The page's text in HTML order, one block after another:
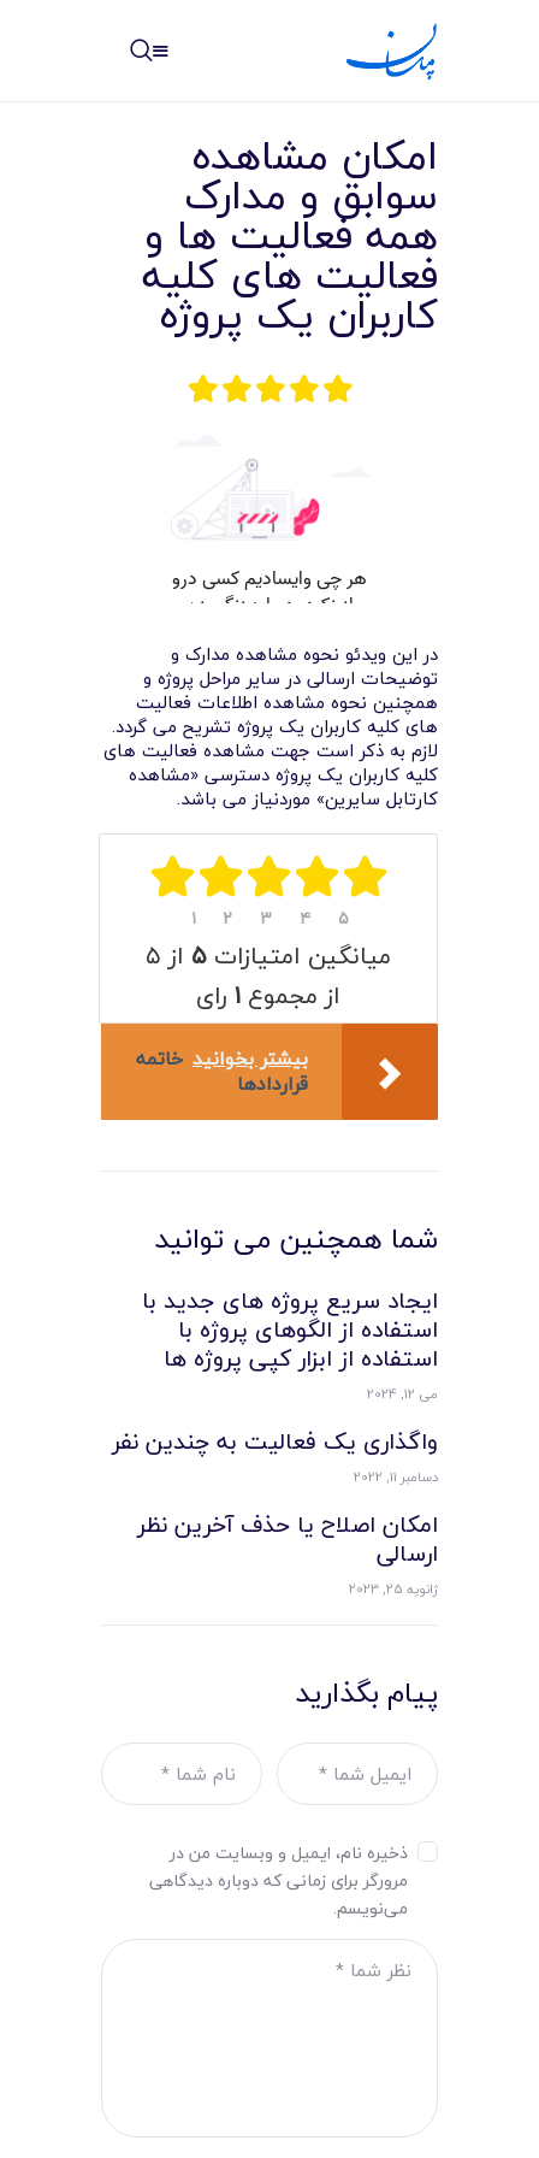
خانه
نوشته ها
مرکز آموزش
سیستم ها
لیست قیمت محصولات
امکان مشاهده
سوابق و مدارک
همه فعالیت ها و
فعالیت های کلیه
کاربران یک پروژه
در این ویدئو نحوه مشاهده مدارک و
توضیحات ارسالی در سایر مراحل پروژه و
همچنین نحوه مشاهده اطلاعات فعالیت
های کلیه کاربران یک پروژه تشریح می گردد.
لازم به ذکر است جهت مشاهده فعالیت های
کلیه کاربران یک پروژه دسترسی «مشاهده
کارتابل سایرین» موردنیاز می باشد.
۱ ۲ ۳ ۴ ۵
میانگین امتیازات ۵ از ۵
از مجموع ۱ رای
بیشتر بخوانید خاتمه
قراردادها
شما همچنین می توانید
ایجاد سریع پروژه های جدید با
استفاده از الگوهای پروژه با
استفاده از ابزار کپی پروژه ها
می 12, 2024
واگذاری یک فعالیت به چندین نفر
دسامبر 11, 2022
امکان اصلاح یا حذف آخرین نظر
ارسالی
ژانویه 25, 2023
پیام بگذارید
ذخیره نام، ایمیل و وبسایت من در
مرورگر برای زمانی که دوباره دیدگاهی
می‌نویسم.